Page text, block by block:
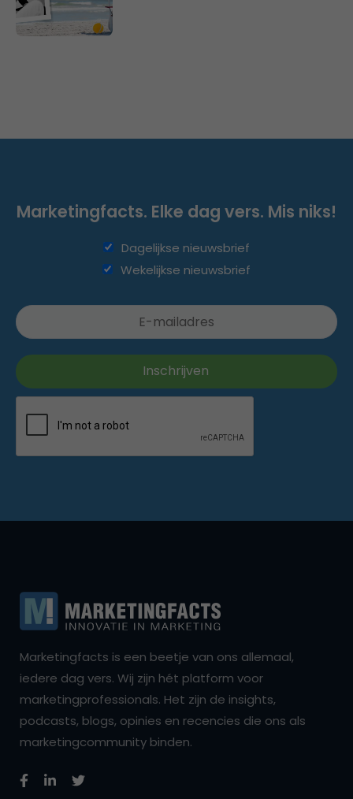
Marketingfacts. Elke dag vers. Mis niks!
Dagelijkse nieuwsbrief
Wekelijkse nieuwsbrief
Marketingfacts is een beetje van ons allemaal,
iedere dag vers. Wij zijn hét platform voor
marketingprofessionals. Het zijn de insights,
podcasts, blogs, opinies en recencies die ons als
marketingcommunity binden.